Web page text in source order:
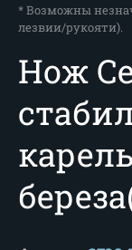
* Возможны
лезвии/рукояти).
Нож